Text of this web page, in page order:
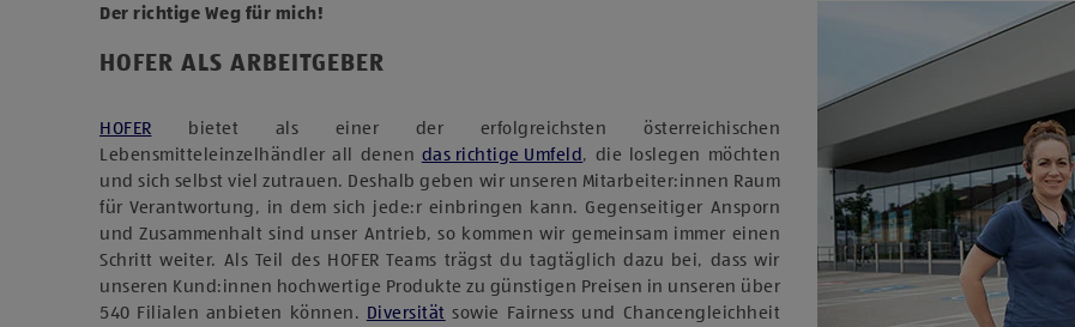
HOFER ALS ARBEITGEBER
Der richtige Weg für mich!
HOFER bietet als einer der erfolgreichsten österreichischen
Lebensmitteleinzelhändler all denen das richtige Umfeld , die loslegen möchten
und sich selbst viel zutrauen. Deshalb geben wir unseren Mitarbeiter:innen Raum
für Verantwortung, in dem sich jede:r einbringen kann. Gegenseitiger Ansporn
und Zusammenhalt sind unser Antrieb, so kommen wir gemeinsam immer einen
Schritt weiter. Als Teil des HOFER Teams trägst du tagtäglich dazu bei, dass wir
unseren Kund:innen hochwertige Produkte zu günstigen Preisen in unseren über
540 Filialen anbieten können. Diversität sowie Fairness und Chancengleichheit